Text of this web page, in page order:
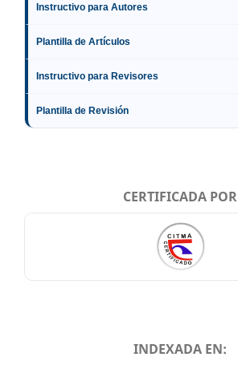
Instructivo para Autores
Plantilla de Artículos
Instructivo para Revisores
Plantilla de Revisión
CERTIFICADA POR
INDEXADA EN: